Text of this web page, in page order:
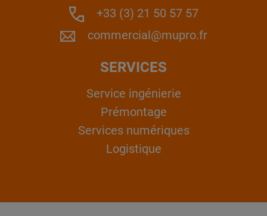
+33 (3) 21 50 57 57
commercial@mupro.fr
SERVICES
Service ingénierie
Prémontage
Services numériques
Logistique